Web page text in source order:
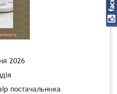
2026
постачальника